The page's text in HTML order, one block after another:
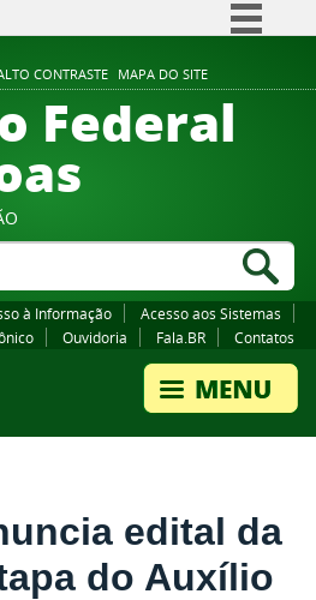
CONTRASTE MAPA DO SITE
Comunica BR
Participe
Canais
Federal
à Informação
Acesso aos Sistemas
Ouvidoria Fala.BR Contatos
edital da
do Auxílio